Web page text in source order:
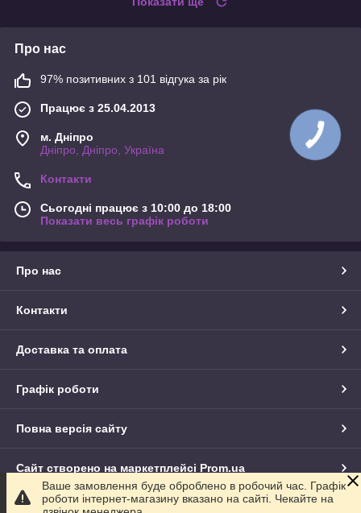
Про нас
97% позитивних з 101 відгука за рік
Працює з 25.04.2013
м. Дніпро
Дніпро, Дніпро, Україна
Контакти
Сьогодні працює з 10:00 до 18:00
Показати весь графік роботи
Про нас
Контакти
Доставка та оплата
Графік роботи
Повна версія сайту
Сайт створено на маркетплейсі Prom.ua
Політика конфіденційності
Ваше замовлення буде оброблено в робочий час. Графік
роботи інтернет-магазину вказано на сайті. Чекайте на